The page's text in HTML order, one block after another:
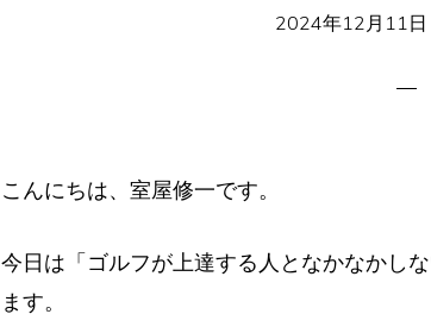
2024年12月11日
こんにちは、室屋修一です。
今日は「ゴルフが上達する人となかなかし
ます。